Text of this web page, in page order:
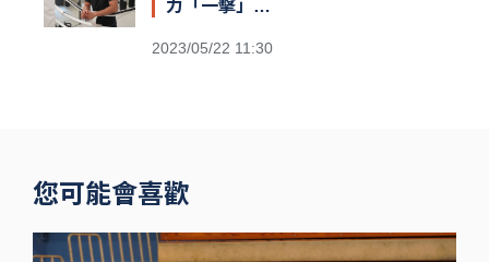
力「一擊」：
泰拳世界冠軍
2023/05/22 11:30
您可能會喜歡